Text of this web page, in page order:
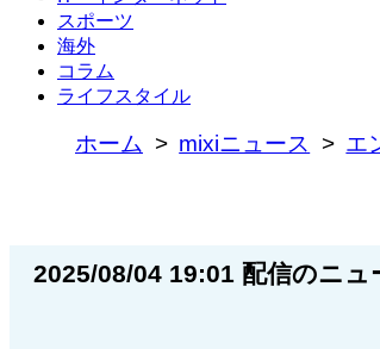
スポーツ
海外
コラム
ライフスタイル
ホーム mixiニュース エ
2025/08/04 19:01 配信のニュ